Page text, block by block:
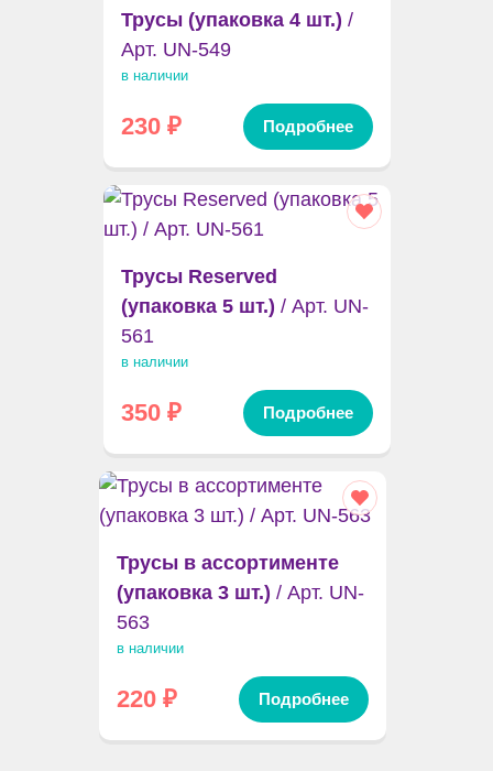
Трусы (упаковка 4 шт.) /
Арт. UN-549
в наличии
230₽ Подробнее
Трусы Reserved
(упаковка 5 шт.) / Арт. UN-
561
в наличии
350₽ Подробнее
Трусы в ассортименте
(упаковка 3 шт.) / Арт. UN-
563
в наличии
220₽ Подробнее